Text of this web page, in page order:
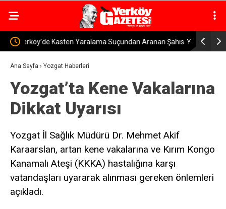
Şahıs Yozgat’ta Depremzedelere Yeni Evler Teslim
Ediliyor
Ana Sayfa › Yozgat Haberleri
Yozgat’ta Kene Vakalarına
Dikkat Uyarısı
Yozgat İl Sağlık Müdürü Dr. Mehmet Akif
Karaarslan, artan kene vakalarına ve Kırım Kongo
Kanamalı Ateşi (KKKA) hastalığına karşı
vatandaşları uyararak alınması gereken önlemleri
açıkladı.